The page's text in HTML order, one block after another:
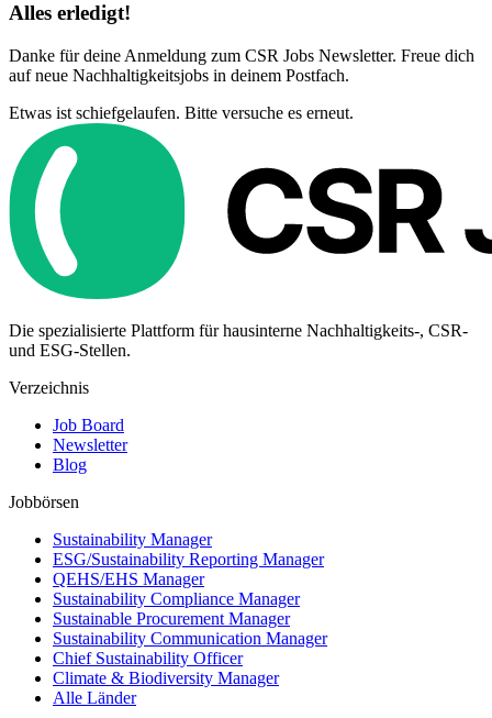
Alles erledigt!
Danke für deine Anmeldung zum CSR Jobs Newsletter. Freue dich
auf neue Nachhaltigkeitsjobs in deinem Postfach.
Etwas ist schiefgelaufen. Bitte versuche es erneut.
Die spezialisierte Plattform für hausinterne Nachhaltigkeits-, CSR-
und ESG-Stellen.
Verzeichnis
Job Board
Newsletter
Blog
Jobbörsen
Sustainability Manager
ESG/Sustainability Reporting Manager
QEHS/EHS Manager
Sustainability Compliance Manager
Sustainable Procurement Manager
Sustainability Communication Manager
Chief Sustainability Officer
Climate & Biodiversity Manager
Alle Länder